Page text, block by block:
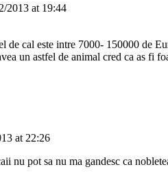
2013 at 19:44
de cal este intre 7000- 150000 de
un astfel de animal cred ca as fi
at 22:26
nu pot sa nu ma gandesc ca